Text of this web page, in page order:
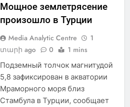
Мощное землетрясение
произошло в Турции
Media Analytic Centre
1
տարի ago
0 1 mins
Подземный толчок магнитудой
5,8 зафиксирован в акватории
Мраморного моря близ
Стамбула в Турции, сообщает